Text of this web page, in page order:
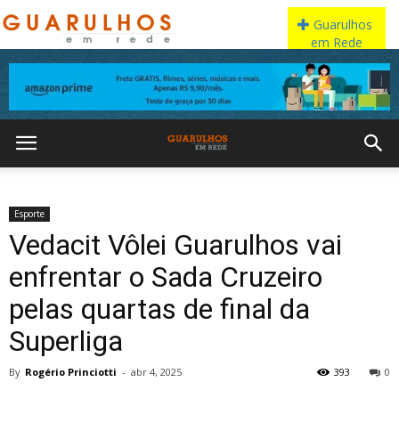
Esporte
Vedacit Vôlei Guarulhos vai
enfrentar o Sada Cruzeiro
pelas quartas de final da
Superliga
By Rogério Princiotti - abr 4, 2025 0
393